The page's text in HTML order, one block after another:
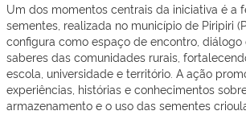
Um dos momentos centrais da iniciativa é a
sementes, realizada no município de Piripiri
configura como espaço de encontro, diálogo
saberes das comunidades rurais,
escola, universidade e território. A ação
experiências, histórias e conhecimentos
armazenamento e o uso das sementes